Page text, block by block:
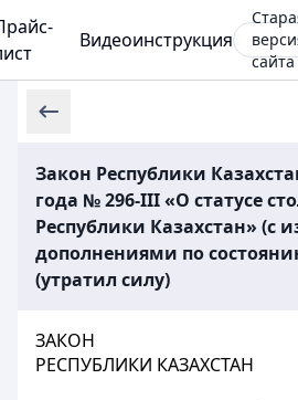
Видеоинструкция
сайта
Закон Республики
года № 296-III «О статусе
Республики Казахстан» (с
дополнениями по
(утратил силу)
ЗАКОН
РЕСПУБЛИКИ КАЗАХСТАН